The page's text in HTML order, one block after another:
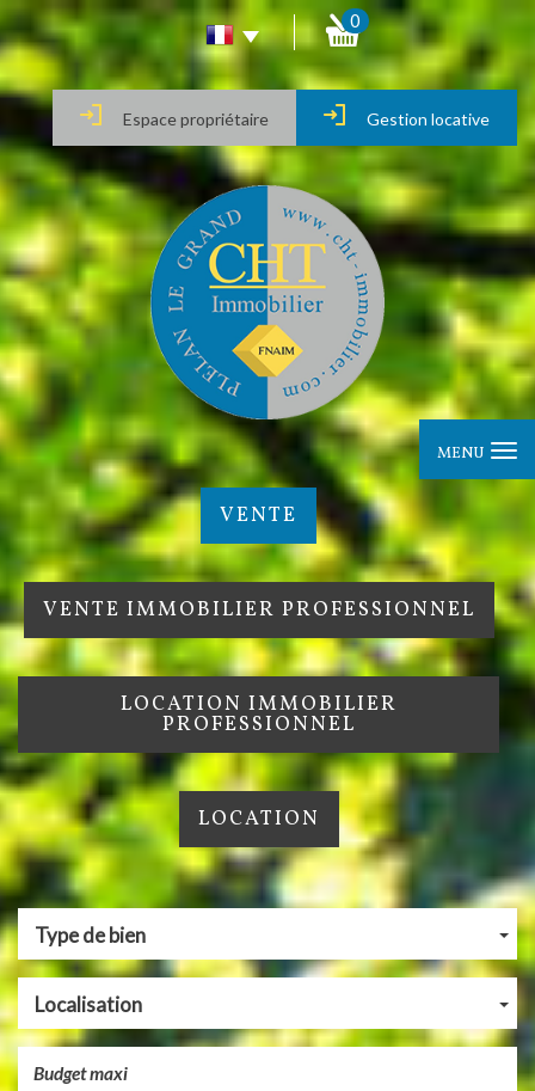
0
Gestion locative
Espace propriétaire
MENU
VENTE
VENTE IMMOBILIER PROFESSIONNEL
LOCATION IMMOBILIER
PROFESSIONNEL
LOCATION
Type de bien
Localisation